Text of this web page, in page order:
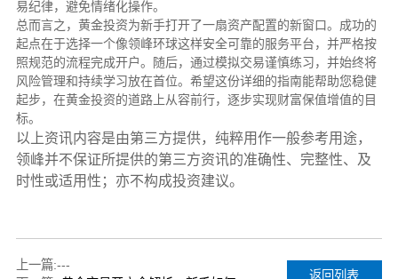
易纪律，避免情绪化操作。
总而言之，黄金投资为新手打开了一扇资产配置的新窗口。成功的
起点在于选择一个像领峰环球这样安全可靠的服务平台，并严格按
照规范的流程完成开户。随后，通过模拟交易谨慎练习，并始终将
风险管理和持续学习放在首位。希望这份详细的指南能帮助您稳健
起步，在黄金投资的道路上从容前行，逐步实现财富保值增值的目
标。
以上资讯内容是由第三方提供，纯粹用作一般参考用途，
领峰并不保证所提供的第三方资讯的准确性、完整性、及
时性或适用性；亦不构成投资建议。
上一篇:---
返回列表